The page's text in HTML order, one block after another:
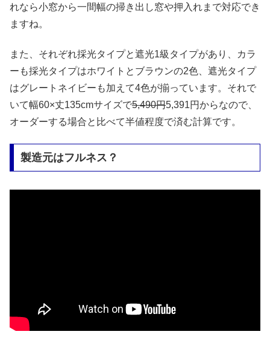
れなら小窓から一間幅の掃き出し窓や押入れまで対応でき
ますね。
また、それぞれ採光タイプと遮光1級タイプがあり、カラ
ーも採光タイプはホワイトとブラウンの2色、遮光タイプ
はグレートネイビーも加えて4色が揃っています。それで
いて幅60×丈135cmサイズで5,490円5,391円からなので、
オーダーする場合と比べて半値程度で済む計算です。
製造元はフルネス？